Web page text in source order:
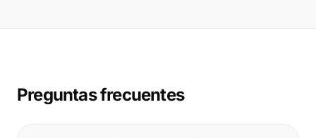
Preguntas frecuentes